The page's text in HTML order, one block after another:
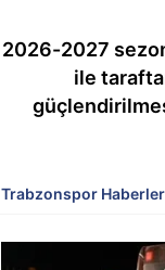
2026-2027
ile
Trabzonspor